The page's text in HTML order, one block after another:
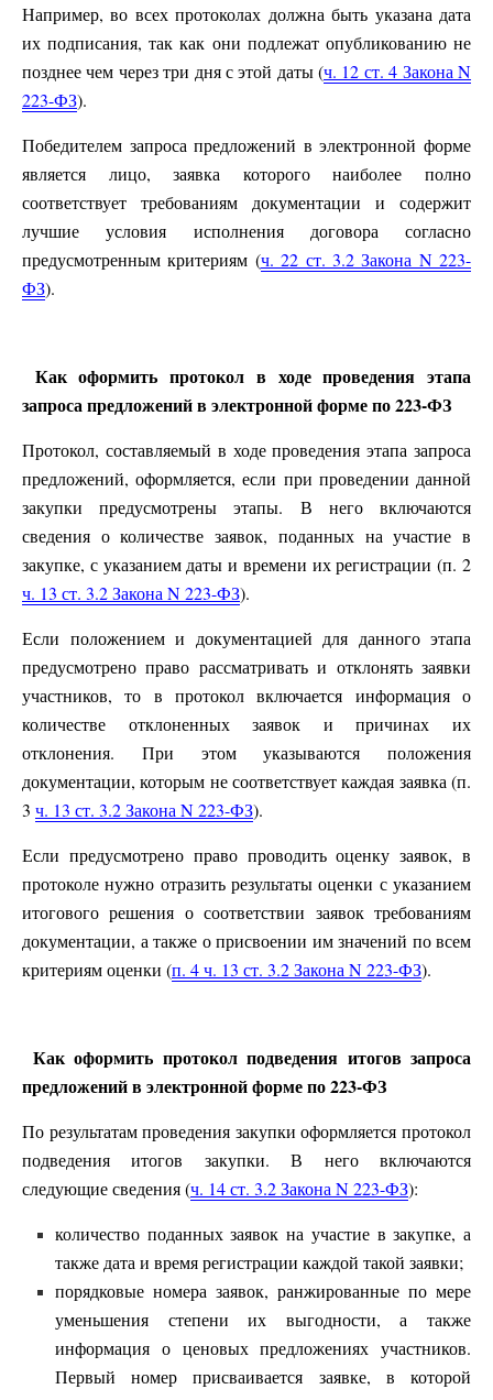
Например, во всех протоколах должна быть указана дата
их подписания, так как они подлежат опубликованию не
позднее чем через три дня с этой даты (ч. 12 ст. 4 Закона N
223-ФЗ).
Победителем запроса предложений в электронной форме
является лицо, заявка которого наиболее полно
соответствует требованиям документации и содержит
лучшие условия исполнения договора согласно
предусмотренным критериям (ч. 22 ст. 3.2 Закона N 223-
ФЗ).
Как оформить протокол в ходе проведения этапа
запроса предложений в электронной форме по 223-ФЗ
Протокол, составляемый в ходе проведения этапа запроса
предложений, оформляется, если при проведении данной
закупки предусмотрены этапы. В него включаются
сведения о количестве заявок, поданных на участие в
закупке, с указанием даты и времени их регистрации (п. 2
ч. 13 ст. 3.2 Закона N 223-ФЗ).
Если положением и документацией для данного этапа
предусмотрено право рассматривать и отклонять заявки
участников, то в протокол включается информация о
количестве отклоненных заявок и причинах их
отклонения. При этом указываются положения
документации, которым не соответствует каждая заявка (п.
3 ч. 13 ст. 3.2 Закона N 223-ФЗ).
Если предусмотрено право проводить оценку заявок, в
протоколе нужно отразить результаты оценки с указанием
итогового решения о соответствии заявок требованиям
документации, а также о присвоении им значений по всем
критериям оценки (п. 4 ч. 13 ст. 3.2 Закона N 223-ФЗ).
Как оформить протокол подведения итогов запроса
предложений в электронной форме по 223-ФЗ
По результатам проведения закупки оформляется протокол
подведения итогов закупки. В него включаются
следующие сведения (ч. 14 ст. 3.2 Закона N 223-ФЗ):
количество поданных заявок на участие в закупке, а
также дата и время регистрации каждой такой заявки;
порядковые номера заявок, ранжированные по мере
уменьшения степени их выгодности, а также
информация о ценовых предложениях участников.
Первый номер присваивается заявке, в которой